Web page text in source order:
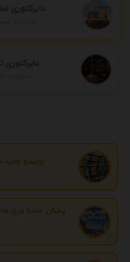
دایرکتوری
تولیدو چاپ
پخش عمده ورق